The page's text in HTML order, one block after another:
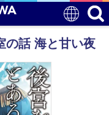
の話 海と甘い夜